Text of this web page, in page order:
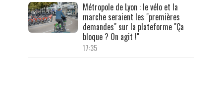
Métropole de Lyon : le vélo et la
marche seraient les "premières
demandes" sur la plateforme "Ça
bloque ? On agit !"
17:35